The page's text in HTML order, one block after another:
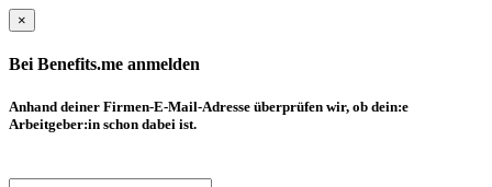
×
Bei Benefits.me anmelden
Anhand deiner Firmen-E-Mail-Adresse überprüfen wir, ob dein:e
Arbeitgeber:in schon dabei ist.